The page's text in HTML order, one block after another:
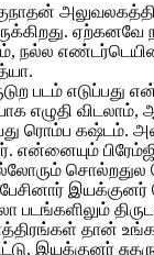
நல்ல
படம் எடுப்பது
எழுதி
ரொம்ப கஷ்டம்.
என்னையும்
சொல்றதுல
இயக்குனர்
படங்களிலும்
தான்
இயக்குனர்